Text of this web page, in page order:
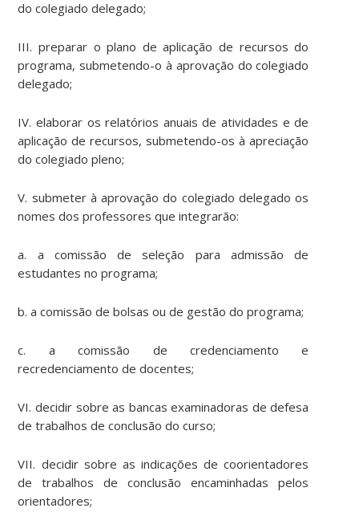
do colegiado delegado;
III. preparar o plano de aplicação de recursos do
programa, submetendo-o à aprovação do colegiado
delegado;
IV. elaborar os relatórios anuais de atividades e de
aplicação de recursos, submetendo-os à apreciação
do colegiado pleno;
V. submeter à aprovação do colegiado delegado os
nomes dos professores que integrarão:
a. a comissão de seleção para admissão de
estudantes no programa;
b. a comissão de bolsas ou de gestão do programa;
c. a comissão de credenciamento e
recredenciamento de docentes;
VI. decidir sobre as bancas examinadoras de defesa
de trabalhos de conclusão do curso;
VII. decidir sobre as indicações de coorientadores
de trabalhos de conclusão encaminhadas pelos
orientadores;